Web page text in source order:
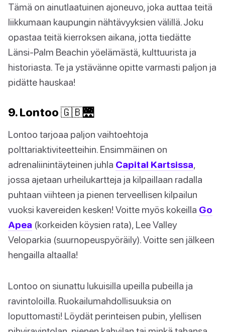
Tämä on ainutlaatuinen ajoneuvo, joka auttaa teitä
liikkumaan kaupungin nähtävyyksien välillä. Joku
opastaa teitä kierroksen aikana, jotta tiedätte
Länsi-Palm Beachin yöelämästä, kulttuurista ja
historiasta. Te ja ystävänne opitte varmasti paljon ja
pidätte hauskaa!
9. Lontoo 🇬🇧🌉
Lontoo tarjoaa paljon vaihtoehtoja
polttariaktiviteetteihin. Ensimmäinen on
adrenaliinintäyteinen juhla Capital Kartsissa,
jossa ajetaan urheilukartteja ja kilpaillaan radalla
puhtaan viihteen ja pienen terveellisen kilpailun
vuoksi kavereiden kesken! Voitte myös kokeilla Go
Apea (korkeiden köysien rata), Lee Valley
Veloparkia (suurnopeuspyöräily). Voitte sen jälkeen
hengailla altaalla!
Lontoo on siunattu lukuisilla upeilla pubeilla ja
ravintoloilla. Ruokailumahdollisuuksia on
loputtomasti! Löydät perinteisen pubin, ylellisen